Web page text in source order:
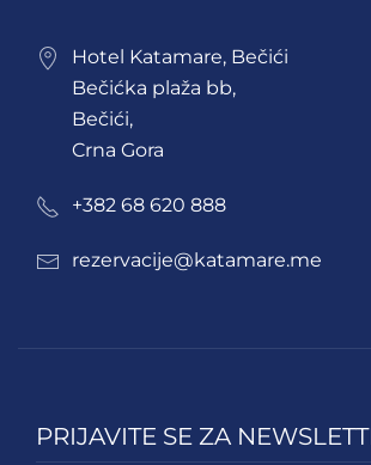
Hotel Katamare, Bečići
Bečićka plaža bb,
Bečići,
Crna Gora
+382 68 620 888
rezervacije@katamare.me
PRIJAVITE SE ZA